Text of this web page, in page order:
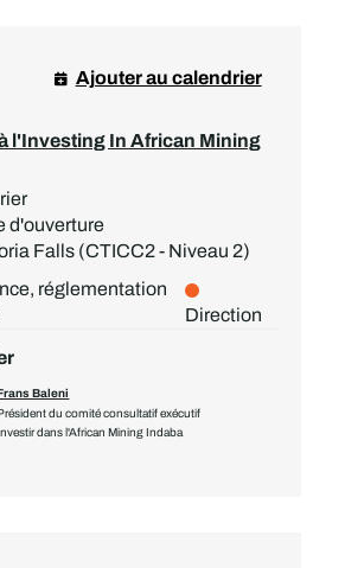
l'Investing In African Mining
d'ouverture
Falls (CTICC2 - Niveau 2)
Ajouter au calendrier
réglementation
Direction
Baleni
du comité consultatif exécutif
dans l'African Mining Indaba